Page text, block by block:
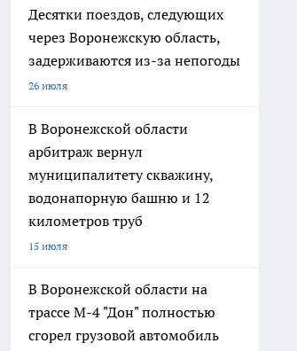
Десятки поездов, следующих
через Воронежскую область,
задерживаются из-за непогоды
26 июля
В Воронежской области
арбитраж вернул
муниципалитету скважину,
водонапорную башню и 12
километров труб
15 июля
В Воронежской области на
трассе М-4 "Дон" полностью
сгорел грузовой автомобиль